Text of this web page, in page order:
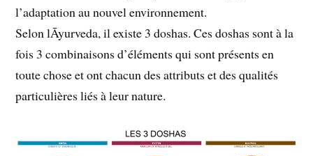
l’adaptation au nouvel environnement.
Selon lĀyurveda, il existe 3 doshas. Ces doshas sont à la
fois 3 combinaisons d’éléments qui sont présents en
toute chose et ont chacun des attributs et des qualités
particulières liés à leur nature.